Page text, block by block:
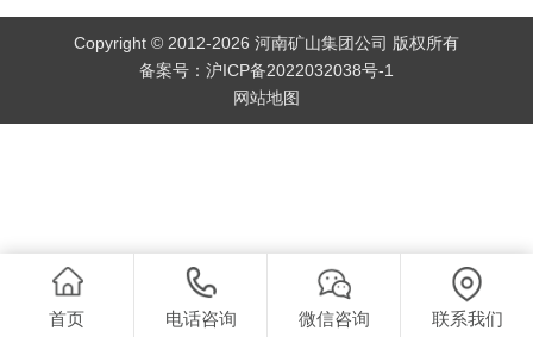
Copyright © 2012-2026 河南矿山集团公司 版权所有
备案号： 沪ICP备2022032038号-1
网站地图
首页 电话咨询 微信咨询 联系我们